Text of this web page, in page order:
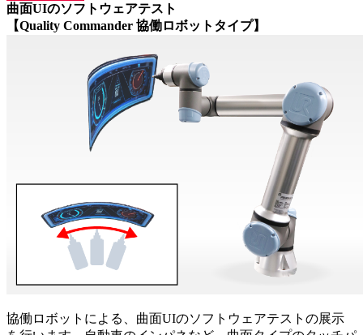
曲面UIのソフトウェアテスト
【Quality Commander 協働ロボットタイプ】
協働ロボットによる、曲面UIのソフトウェアテストの展示